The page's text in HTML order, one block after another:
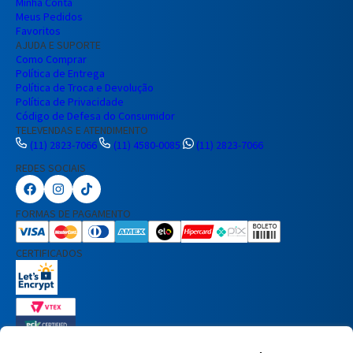
Meus Pedidos
Favoritos
AJUDA E SUPORTE
Como Comprar
Política de Entrega
Política de Troca e Devolução
Política de Privacidade
Código de Defesa do Consumidor
TELEVENDAS E ATENDIMENTO
(11) 2823-7066
(11) 4580-0085
(11) 2823-7066
REDES SOCIAIS
FORMAS DE PAGAMENTO
CERTIFICADOS
Nome Completo